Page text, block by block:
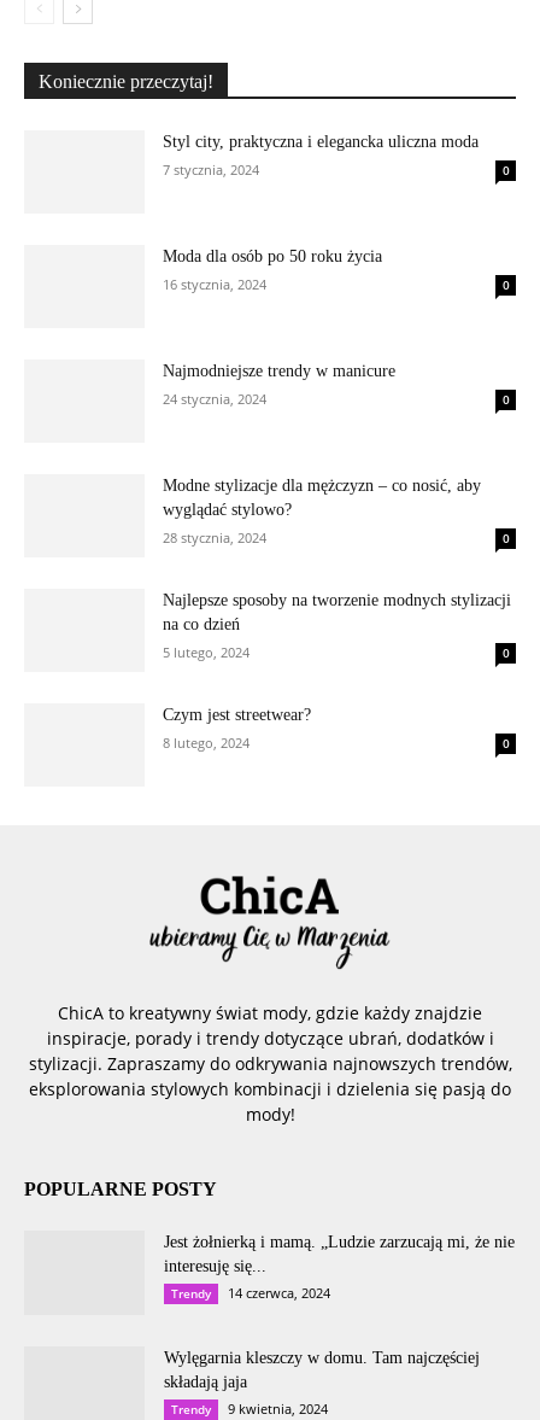
Koniecznie przeczytaj!
Styl city, praktyczna i elegancka uliczna moda
7 stycznia, 2024
0
Moda dla osób po 50 roku życia
16 stycznia, 2024
0
Najmodniejsze trendy w manicure
24 stycznia, 2024
0
Modne stylizacje dla mężczyzn – co nosić, aby
wyglądać stylowo?
28 stycznia, 2024
0
Najlepsze sposoby na tworzenie modnych stylizacji
na co dzień
5 lutego, 2024
0
Czym jest streetwear?
8 lutego, 2024
0
ChicA to kreatywny świat mody, gdzie każdy znajdzie
inspiracje, porady i trendy dotyczące ubrań, dodatków i
stylizacji. Zapraszamy do odkrywania najnowszych trendów,
eksplorowania stylowych kombinacji i dzielenia się pasją do
mody!
POPULARNE POSTY
Jest żołnierką i mamą. „Ludzie zarzucają mi, że nie
interesuję się...
Trendy 14 czerwca, 2024
Wylęgarnia kleszczy w domu. Tam najczęściej
składają jaja
Trendy 9 kwietnia, 2024